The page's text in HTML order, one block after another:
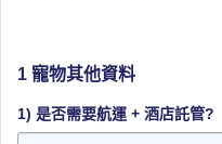
1 寵物其他資料
1) 是否需要航運 + 酒店託管?